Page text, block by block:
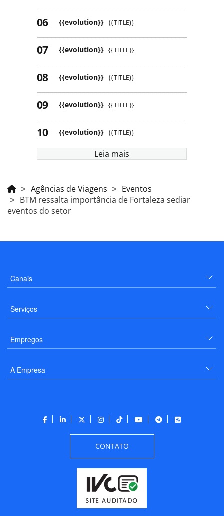
{{evolution}} {{TITLE}}
{{evolution}} {{TITLE}}
{{evolution}} {{TITLE}}
{{evolution}} {{TITLE}}
{{evolution}} {{TITLE}}
Leia mais
Agências de Viagens
Eventos
BTM ressalta importância de Fortaleza sediar
eventos do setor
Canais
Serviços
Empregos
A Empresa
CONTATO